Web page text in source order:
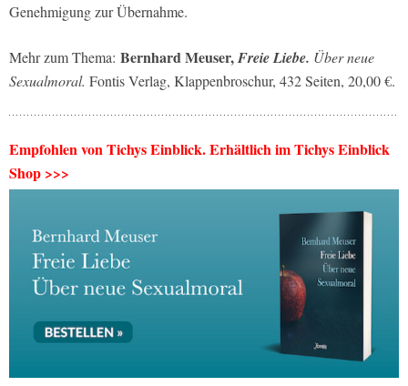
Genehmigung zur Übernahme.
Mehr zum Thema: Bernhard Meuser,Freie Liebe. Über neue
Sexualmoral. Fontis Verlag, Klappenbroschur, 432 Seiten, 20,00 €.
Empfohlen von Tichys Einblick. Erhältlich im Tichys Einblick
Shop >>>